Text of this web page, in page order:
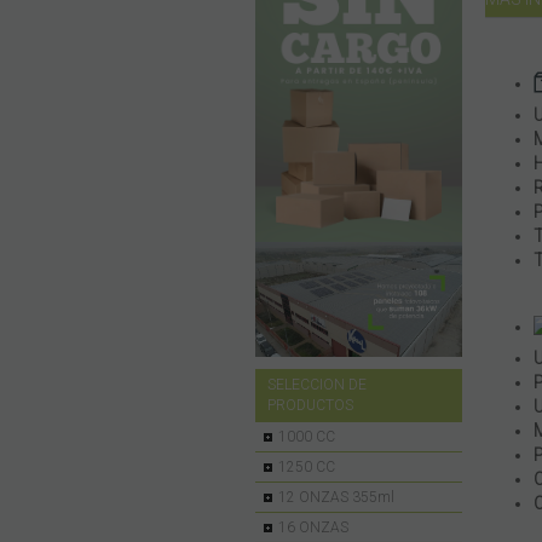
SELECCION DE
PRODUCTOS
1000 CC
1250 CC
12 ONZAS 355ml
16 ONZAS